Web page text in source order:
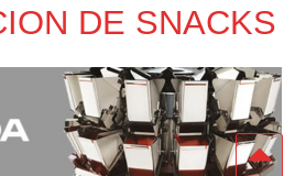
DE SNACKS